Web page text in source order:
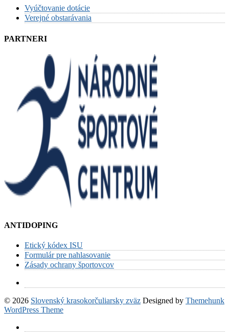
Vyúčtovanie dotácie
Verejné obstarávania
PARTNERI
ANTIDOPING
Etický kódex ISU
Formulár pre nahlasovanie
Zásady ochrany športovcov
© 2026 Slovenský krasokorčuliarsky zväz Designed by Themehunk
WordPress Theme